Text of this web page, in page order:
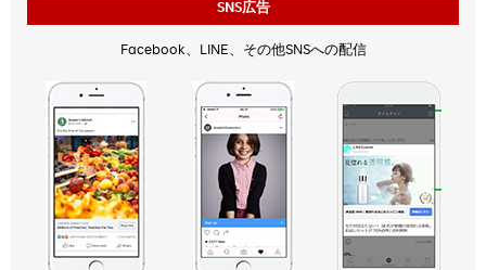
SNS広告
Facebook、LINE、その他SNSへの配信